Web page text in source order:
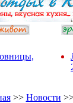
>> Новости